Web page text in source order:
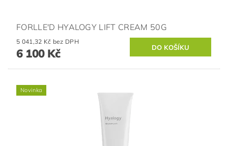
FORLLE'D HYALOGY LIFT CREAM 50G
5 041,32 Kč bez DPH
6 100 Kč
Novinka